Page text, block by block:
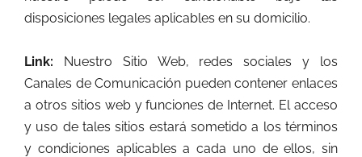
disposiciones legales aplicables en su domicilio.
Link: Nuestro Sitio Web, redes sociales y los
Canales de Comunicación pueden contener enlaces
a otros sitios web y funciones de Internet. El acceso
y uso de tales sitios estará sometido a los términos
y condiciones aplicables a cada uno de ellos, sin